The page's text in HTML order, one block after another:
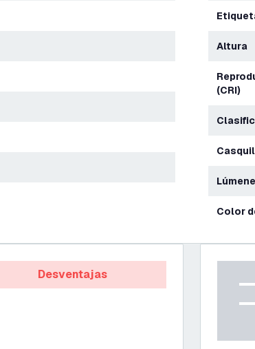
Altura
Reproducción de color
(CRI)
Color
Desventajas